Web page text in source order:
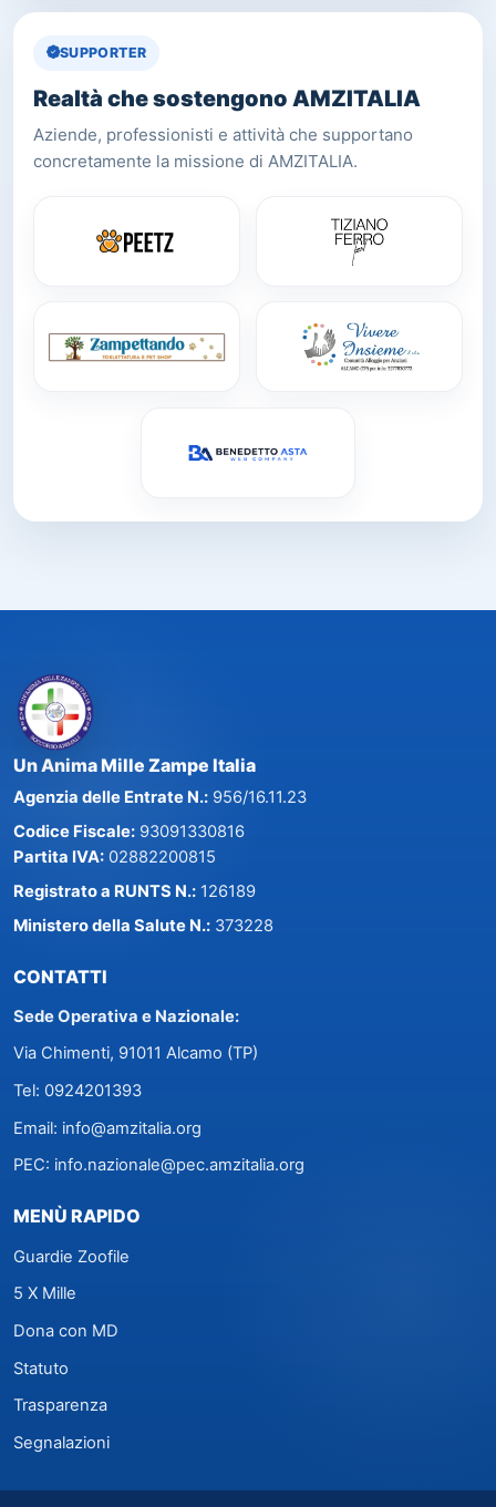
SUPPORTER
Realtà che sostengono AMZITALIA
Aziende, professionisti e attività che supportano
concretamente la missione di AMZITALIA.
Un Anima Mille Zampe Italia
Agenzia delle Entrate N.: 956/16.11.23
Codice Fiscale: 93091330816
Partita IVA: 02882200815
Registrato a RUNTS N.: 126189
Ministero della Salute N.: 373228
CONTATTI
Sede Operativa e Nazionale:
Via Chimenti, 91011 Alcamo (TP)
Tel: 0924201393
Email: info@amzitalia.org
PEC: info.nazionale@pec.amzitalia.org
MENÙ RAPIDO
Guardie Zoofile
5 X Mille
Dona con MD
Statuto
Trasparenza
Segnalazioni